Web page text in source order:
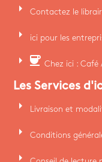
arrow_right Contactez le
arrow_right ici pour les
arrow_right coffee Chez ici : Café
Les Services
arrow_right Livraison et
arrow_right Conditions
arrow_right